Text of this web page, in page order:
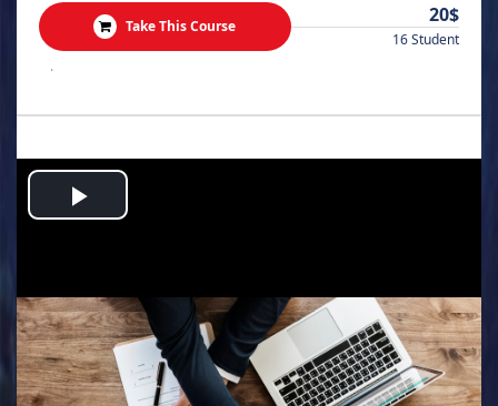
Take This Course 20$
16 Student
.
Play